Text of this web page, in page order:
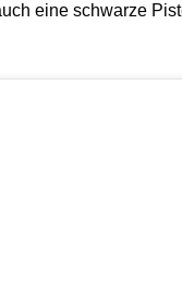
eine schwarze